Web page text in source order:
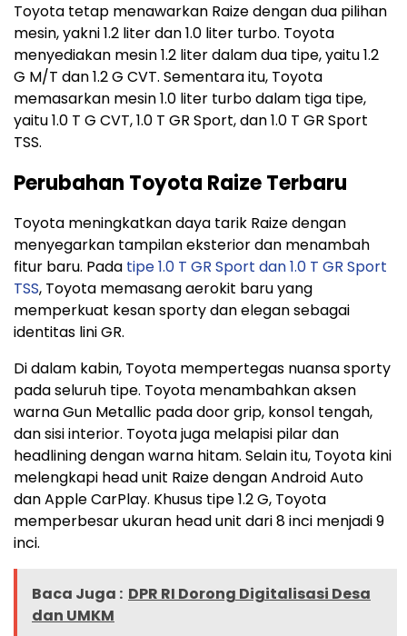
Toyota tetap menawarkan Raize dengan dua pilihan
mesin, yakni 1.2 liter dan 1.0 liter turbo. Toyota
menyediakan mesin 1.2 liter dalam dua tipe, yaitu 1.2
G M/T dan 1.2 G CVT. Sementara itu, Toyota
memasarkan mesin 1.0 liter turbo dalam tiga tipe,
yaitu 1.0 T G CVT, 1.0 T GR Sport, dan 1.0 T GR Sport
TSS.
Perubahan Toyota Raize Terbaru
Toyota meningkatkan daya tarik Raize dengan
menyegarkan tampilan eksterior dan menambah
fitur baru. Pada tipe 1.0 T GR Sport dan 1.0 T GR Sport
TSS, Toyota memasang aerokit baru yang
memperkuat kesan sporty dan elegan sebagai
identitas lini GR.
Di dalam kabin, Toyota mempertegas nuansa sporty
pada seluruh tipe. Toyota menambahkan aksen
warna Gun Metallic pada door grip, konsol tengah,
dan sisi interior. Toyota juga melapisi pilar dan
headlining dengan warna hitam. Selain itu, Toyota kini
melengkapi head unit Raize dengan Android Auto
dan Apple CarPlay. Khusus tipe 1.2 G, Toyota
memperbesar ukuran head unit dari 8 inci menjadi 9
inci.
Baca Juga : DPR RI Dorong Digitalisasi Desa
dan UMKM